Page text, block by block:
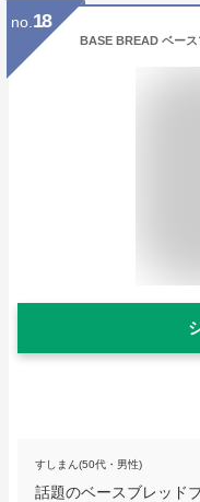
no. 18
すしまん(50代・男性)
話題のベースブレッド